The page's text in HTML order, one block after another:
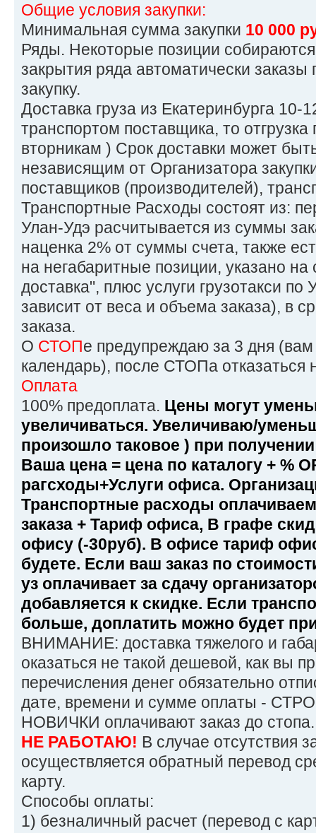
Общие условия закупки:
Минимальная сумма закупки 10 000
Ряды. Некоторые позиции
закрытия ряда автоматически
закупку.
Доставка груза из Екатеринбурга 10-
транспортом поставщика, то отгрузка
вторникам ) Срок доставки может
независящим от Организатора
поставщиков (производителей),
Транспортные Расходы состоят из:
Улан-Удэ расчитывается из суммы
наценка 2% от суммы счета, также
на негабаритные позиции, указано на
доставка", плюс услуги грузотакси по
зависит от веса и объема заказа), в
заказа.
О СТОПе предупреждаю за 3 дня
календарь), после СТОПа отказаться
Оплата
100% предоплата. Цены могут
увеличиваться. Увеличиваю/
произошло таковое ) при
Ваша цена = цена по каталогу + %
рагсходы+Услуги офиса.
Транспортные расходы
заказа + Тариф офиса, В графе
офису (-30руб). В офисе тариф
будете. Если ваш заказ по
уз оплачивает за сдачу
добавляется к скидке. Если
больше, доплатить можно будет
ВНИМАНИЕ: доставка тяжелого и
оказаться не такой дешевой, как вы
перечисления денег обязательно
дате, времени и сумме оплаты -
НОВИЧКИ оплачивают заказ до
НЕ РАБОТАЮ! В случае отсутствия
осуществляется обратный перевод
карту.
Способы оплаты:
1) безналичный расчет (перевод с